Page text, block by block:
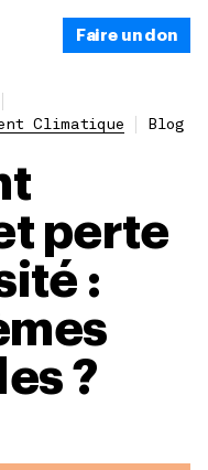
Faire un don
Climatique Blog
perte
:
?